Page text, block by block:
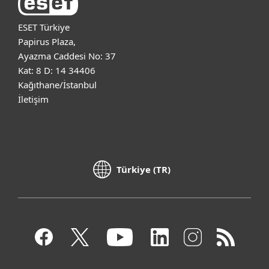
ESET Türkiye
Papirus Plaza,
Ayazma Caddesi No: 37
Kat: 8 D: 14 34406
Kağıthane/İstanbul
İletişim
Türkiye (TR)